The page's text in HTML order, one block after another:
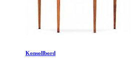
Konsollbord